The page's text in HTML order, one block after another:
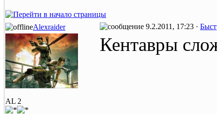
Alexraider 9.2.2011, 17:23 ·
AL 2
Кентавры